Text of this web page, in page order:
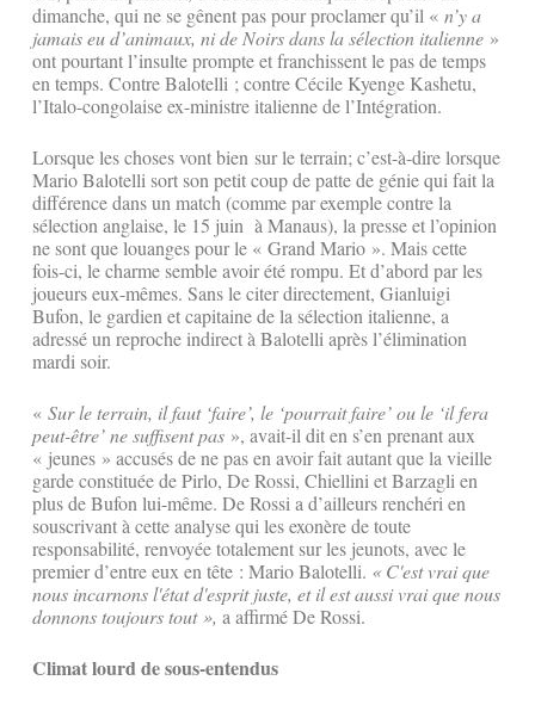
dimanche, qui ne se gênent pas pour proclamer qu’il « n’y a
jamais eu d’animaux, ni de Noirs dans la sélection italienne »
ont pourtant l’insulte prompte et franchissent le pas de temps
en temps. Contre Balotelli ; contre Cécile Kyenge Kashetu,
l’Italo-congolaise ex-ministre italienne de l’Intégration.
Lorsque les choses vont bien sur le terrain; c’est-à-dire lorsque
Mario Balotelli sort son petit coup de patte de génie qui fait la
différence dans un match (comme par exemple contre la
sélection anglaise, le 15 juin à Manaus), la presse et l’opinion
ne sont que louanges pour le « Grand Mario ». Mais cette
fois-ci, le charme semble avoir été rompu. Et d’abord par les
joueurs eux-mêmes. Sans le citer directement, Gianluigi
Bufon, le gardien et capitaine de la sélection italienne, a
adressé un reproche indirect à Balotelli après l’élimination
mardi soir.
« Sur le terrain, il faut ‘faire’, le ‘pourrait faire’ ou le ‘il fera
peut-être’ ne suffisent pas », avait-il dit en s’en prenant aux
« jeunes » accusés de ne pas en avoir fait autant que la vieille
garde constituée de Pirlo, De Rossi, Chiellini et Barzagli en
plus de Bufon lui-même. De Rossi a d’ailleurs renchéri en
souscrivant à cette analyse qui les exonère de toute
responsabilité, renvoyée totalement sur les jeunots, avec le
premier d’entre eux en tête : Mario Balotelli. « C'est vrai que
nous incarnons l'état d'esprit juste, et il est aussi vrai que nous
donnons toujours tout », a affirmé De Rossi.
Climat lourd de sous-entendus